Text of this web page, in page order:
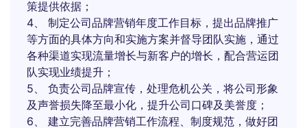
策提供依据；
4、 制定公司品牌营销年度工作目标，提出品牌推广
等方面的具体方向和实施方案并督导团队实施，通过
各种渠道实现流量增长与新客户的增长，配合营运团
队实现业绩提升；
5、 负责公司品牌宣传，处理危机公关，将公司形象
及声誉损失降至最小化，提升公司口碑及美誉度；
6、 建立完善品牌营销工作流程、制度规范，做好团